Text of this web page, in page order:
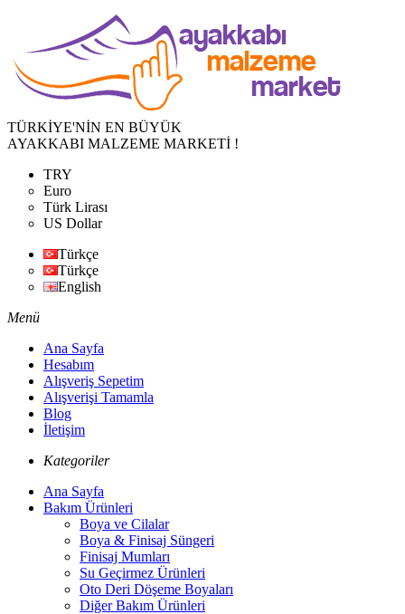
TÜRKİYE'NİN EN BÜYÜK
AYAKKABI MALZEME MARKETİ !
TRY
Euro
Türk Lirası
US Dollar
Türkçe
Türkçe
English
Menü
Ana Sayfa
Hesabım
Alışveriş Sepetim
Alışverişi Tamamla
Blog
İletişim
Kategoriler
Ana Sayfa
Bakım Ürünleri
Boya ve Cilalar
Boya & Finisaj Süngeri
Finisaj Mumları
Su Geçirmez Ürünleri
Oto Deri Döşeme Boyaları
Diğer Bakım Ürünleri